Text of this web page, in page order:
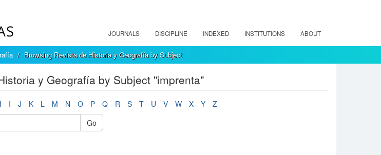
JOURNALS DISCIPLINE INDEXED INSTITUTIONS ABOUT
Browsing Revista de Historia y Geografía by Subject
y Geografía by Subject "imprenta"
I J K L M N O P Q R S T U V W X Y
Z
Go